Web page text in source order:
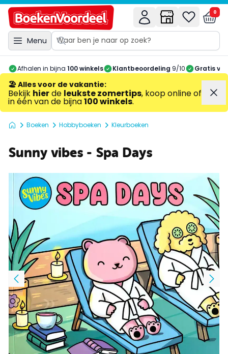
Menu
0
Afhalen in bijna 100 winkels Klantbeoordeling 9/10 Gratis
🏖️ Alles voor de vakantie:
Bekijk hierde leukste zomertips, koop online of
in één van de bijna100 winkels.
Boeken Hobbyboeken Kleurboeken
Sunny vibes - Spa Days